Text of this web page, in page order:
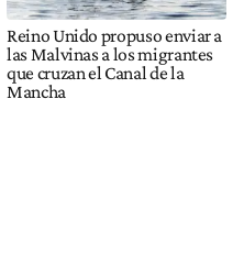
Reino Unido propuso enviar a
las Malvinas a los migrantes
que cruzan el Canal de la
Mancha